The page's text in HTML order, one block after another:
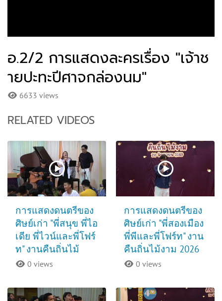
อ.2/2 การแสดงละครเรื่อง "เจ้าช
ายปะทะปีศาจกล่องนม"
6633 views
RELATED VIDEOS
การแสดงดนตรีของ
ศิษย์เก่า "พี่สนุข พี่ไอ
เดีย พี่ไวน์และพี่โฟร์
ท" งานคืนถิ่นไม้
0 views
การแสดงดนตรีของ
ศิษย์เก่า "พี่สองเมือง
พี่พีและพี่โฟร์ท" งาน
คืนถิ่นไม้งาม 2026
0 views